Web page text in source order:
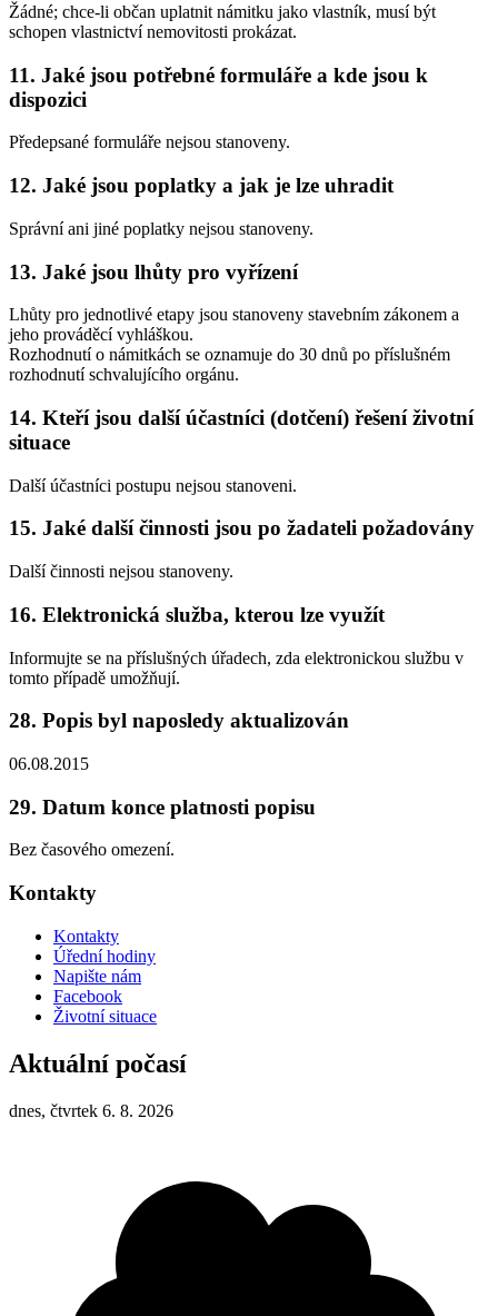
Žádné; chce-li občan uplatnit námitku jako vlastník, musí být
schopen vlastnictví nemovitosti prokázat.
11. Jaké jsou potřebné formuláře a kde jsou k
dispozici
Předepsané formuláře nejsou stanoveny.
12. Jaké jsou poplatky a jak je lze uhradit
Správní ani jiné poplatky nejsou stanoveny.
13. Jaké jsou lhůty pro vyřízení
Lhůty pro jednotlivé etapy jsou stanoveny stavebním zákonem a
jeho prováděcí vyhláškou.
Rozhodnutí o námitkách se oznamuje do 30 dnů po příslušném
rozhodnutí schvalujícího orgánu.
14. Kteří jsou další účastníci (dotčení) řešení životní
situace
Další účastníci postupu nejsou stanoveni.
15. Jaké další činnosti jsou po žadateli požadovány
Další činnosti nejsou stanoveny.
16. Elektronická služba, kterou lze využít
Informujte se na příslušných úřadech, zda elektronickou službu v
tomto případě umožňují.
28. Popis byl naposledy aktualizován
06.08.2015
29. Datum konce platnosti popisu
Bez časového omezení.
Kontakty
Kontakty
Úřední hodiny
Napište nám
Facebook
Životní situace
Aktuální počasí
dnes, čtvrtek 6. 8. 2026